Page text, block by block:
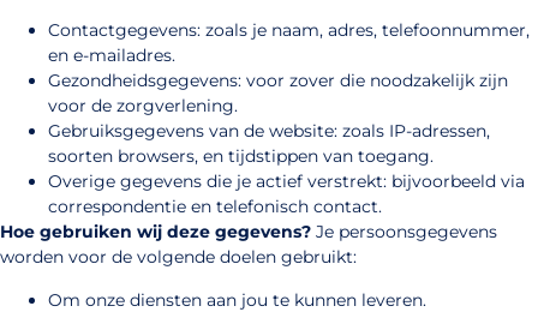
Contactgegevens: zoals je naam, adres, telefoonnummer,
en e-mailadres.
Gezondheidsgegevens: voor zover die noodzakelijk zijn
voor de zorgverlening.
Gebruiksgegevens van de website: zoals IP-adressen,
soorten browsers, en tijdstippen van toegang.
Overige gegevens die je actief verstrekt: bijvoorbeeld via
correspondentie en telefonisch contact.
Hoe gebruiken wij deze gegevens? Je persoonsgegevens
worden voor de volgende doelen gebruikt:
Om onze diensten aan jou te kunnen leveren.